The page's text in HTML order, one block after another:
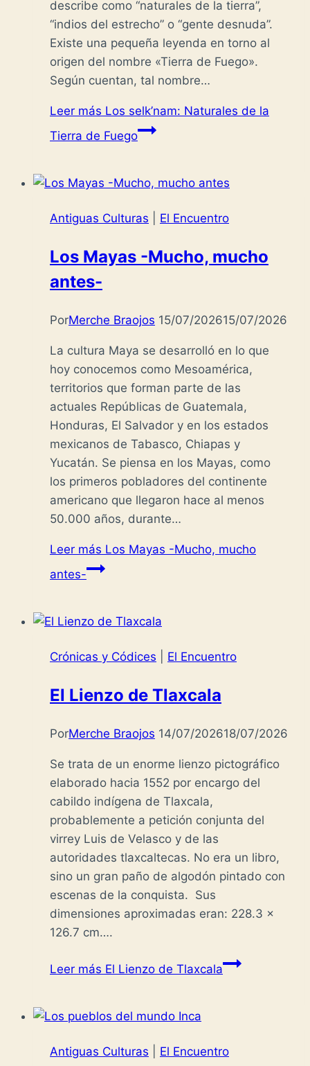
describe como “naturales de la tierra”,
“indios del estrecho” o “gente desnuda”.
Existe una pequeña leyenda en torno al
origen del nombre «Tierra de Fuego».
Según cuentan, tal nombre…
Leer más Los selk’nam: Naturales de la
Tierra de Fuego
Antiguas Culturas El Encuentro
Los Mayas -Mucho, mucho
antes-
PorMerche Braojos 15/07/202615/07/2026
La cultura Maya se desarrolló en lo que
hoy conocemos como Mesoamérica,
territorios que forman parte de las
actuales Repúblicas de Guatemala,
Honduras, El Salvador y en los estados
mexicanos de Tabasco, Chiapas y
Yucatán. Se piensa en los Mayas, como
los primeros pobladores del continente
americano que llegaron hace al menos
50.000 años, durante…
Leer más Los Mayas -Mucho, mucho
antes-
Crónicas y Códices El Encuentro
El Lienzo de Tlaxcala
PorMerche Braojos 14/07/202618/07/2026
Se trata de un enorme lienzo pictográfico
elaborado hacia 1552 por encargo del
cabildo indígena de Tlaxcala,
probablemente a petición conjunta del
virrey Luis de Velasco y de las
autoridades tlaxcaltecas. No era un libro,
sino un gran paño de algodón pintado con
escenas de la conquista. Sus
dimensiones aproximadas eran: 228.3 x
126.7 cm….
Leer más El Lienzo de Tlaxcala
Antiguas Culturas El Encuentro